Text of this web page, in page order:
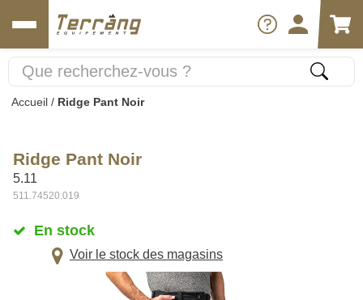
Accueil / Ridge Pant Noir
Ridge Pant Noir
5.11
511.74520.019
En stock
Voir le stock des magasins